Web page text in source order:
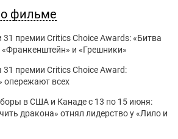
о фильме
31 премии Critics Choice Awards: «Битва
«Франкенштейн» и «Грешники»
премии Critics Choice Award:
опережают всех
в США и Канаде с 13 по 15 июня:
дракона» отнял лидерство у «Лило и